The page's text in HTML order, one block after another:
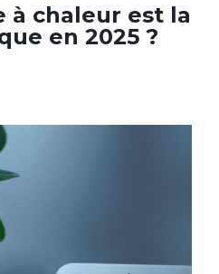
à chaleur est la
en 2025 ?